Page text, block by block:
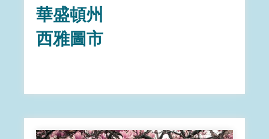
華盛頓州
西雅圖市